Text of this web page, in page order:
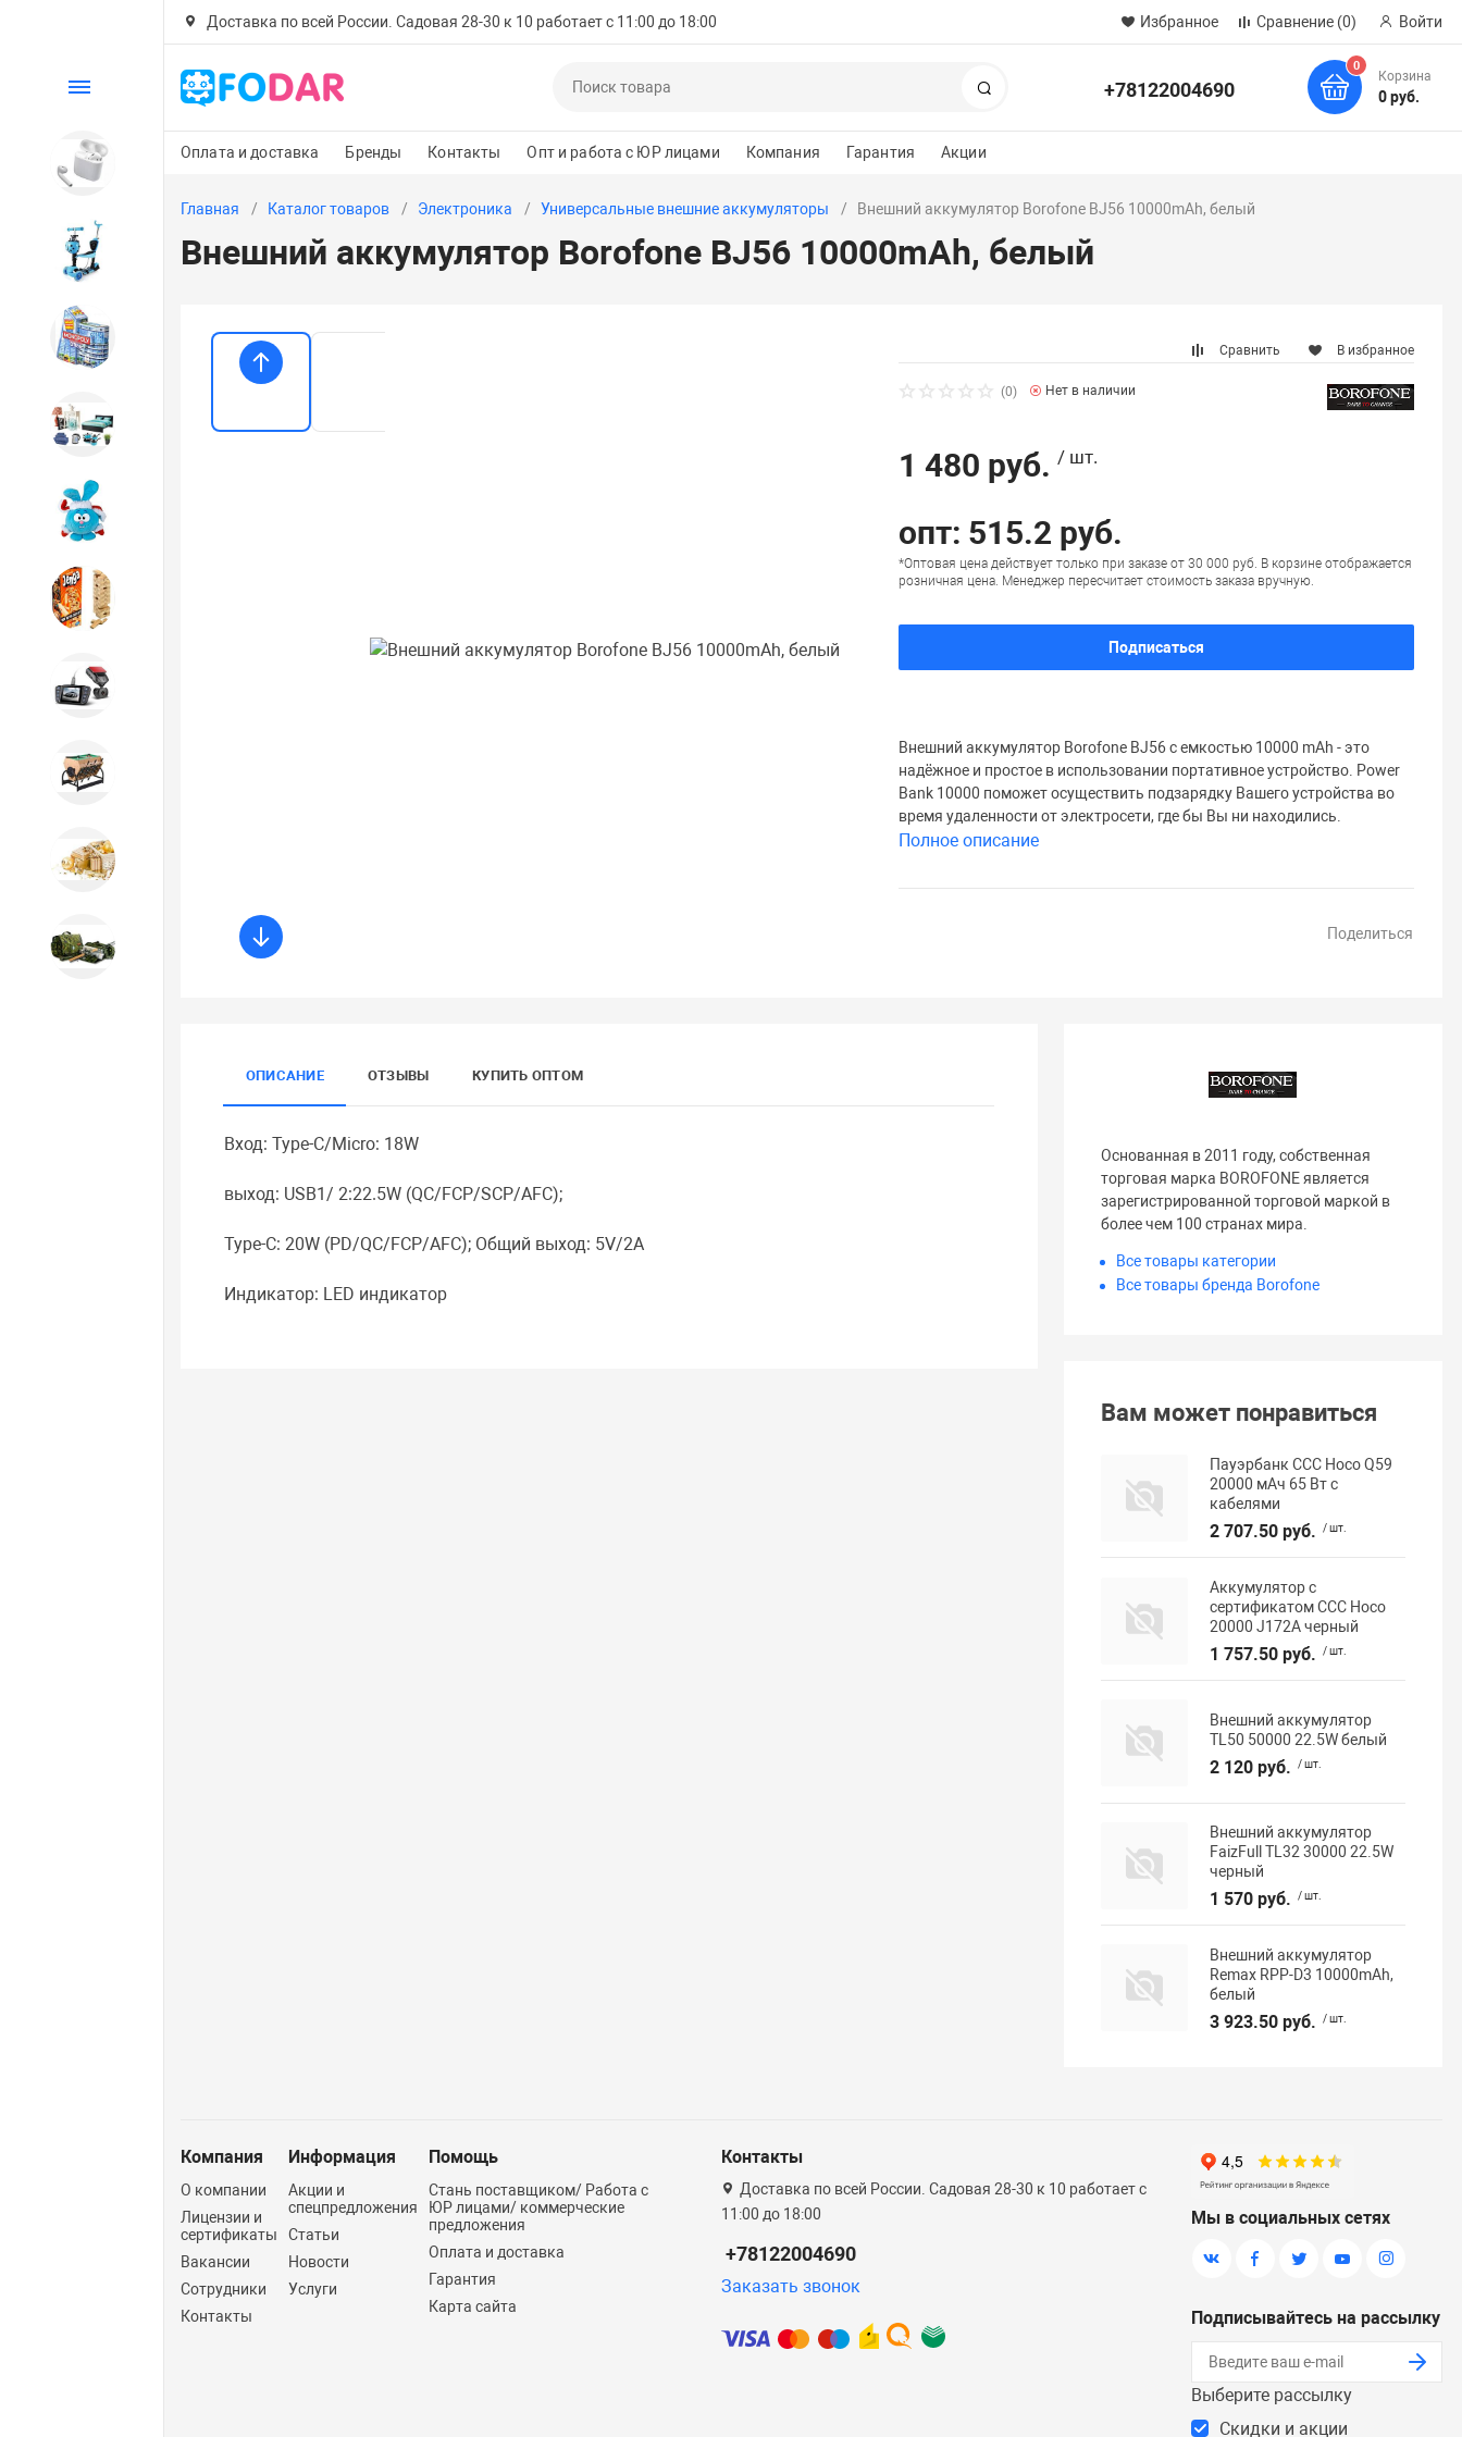
Доставка по всей России. Садовая 28-30 к 10 работает с 11:00 до 18:00 Избранное Сравнение (0) Войти
+78122004690
0
Корзина
0 руб.
Оплата и доставка Бренды Контакты Опт и работа с ЮР лицами Компания Гарантия Акции
Каталог
Электроника
Детский транспорт
Настольные игры
Дом и сад
Охота, спорт, туризм
Главная Каталог товаров Электроника Универсальные внешние аккумуляторы Внешний аккумулятор Borofone BJ56 10000mAh, белый
Внешний аккумулятор Borofone BJ56 10000mAh, белый
Сравнить В избранное
(0) Нет в наличии
1 480 руб. / шт.
опт: 515.2 руб.
*Оптовая цена действует только при заказе от 30 000 руб. В корзине отображается
розничная цена. Менеджер пересчитает стоимость заказа вручную.
Подписаться
Внешний аккумулятор Borofone BJ56 с емкостью 10000 mAh - это
надёжное и простое в использовании портативное устройство. Power
Bank 10000 поможет осуществить подзарядку Вашего устройства во
время удаленности от электросети, где бы Вы ни находились.
Полное описание
Поделиться
ОПИСАНИЕ ОТЗЫВЫ КУПИТЬ ОПТОМ
Вход: Type-C/Micro: 18W
выход: USB1/ 2:22.5W (QC/FCP/SCP/AFC);
Type-C: 20W (PD/QC/FCP/AFC); Общий выход: 5V/2A
Индикатор: LED индикатор
Основанная в 2011 году, собственная
торговая марка BOROFONE является
зарегистрированной торговой маркой в ​​
более чем 100 странах мира.
Все товары категории
Все товары бренда Borofone
Вам может понравиться
Пауэрбанк ССС Hoco Q59
20000 мАч 65 Вт с
кабелями
2 707.50 руб. / шт.
Аккумулятор с
сертификатом ССС Hoco
20000 J172A черный
1 757.50 руб. / шт.
Внешний аккумулятор
TL50 50000 22.5W белый
2 120 руб. / шт.
Внешний аккумулятор
FaizFull TL32 30000 22.5W
черный
1 570 руб. / шт.
Внешний аккумулятор
Remax RPP-D3 10000mAh,
белый
3 923.50 руб. / шт.
Компания
О компании
Лицензии и
сертификаты
Вакансии
Сотрудники
Контакты
Информация
Акции и
спецпредложения
Статьи
Новости
Услуги
Помощь
Стань поставщиком/ Работа с
ЮР лицами/ коммерческие
предложения
Оплата и доставка
Гарантия
Карта сайта
Контакты
Доставка по всей России. Садовая 28-30 к 10 работает с
11:00 до 18:00
+78122004690
Заказать звонок
Мы в социальных сетях
Подписывайтесь на рассылку
Выберите рассылку
Скидки и акции